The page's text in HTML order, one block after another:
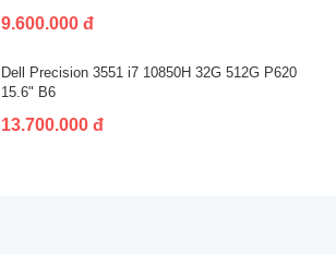
9.600.000 đ
Dell Precision 3551 i7 10850H 32G 512G P620
15.6" B6
13.700.000 đ